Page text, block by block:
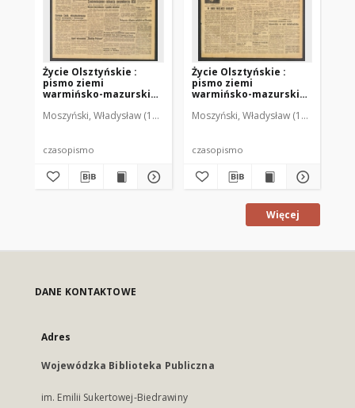
Życie Olsztyńskie :
pismo ziemi
warmińsko-mazurskiej,
Moszyński, Władysław (1922-2001). Red. Mroczkowski, Włodzimierz
czasopismo
Życie Olsztyńskie :
pismo ziemi
warmińsko-mazurskiej,
Moszyński, Władysław (1922-2001).
czasopismo
Więcej
DANE KONTAKTOWE
Adres
Wojewódzka Biblioteka Publiczna
im. Emilii Sukertowej-Biedrawiny